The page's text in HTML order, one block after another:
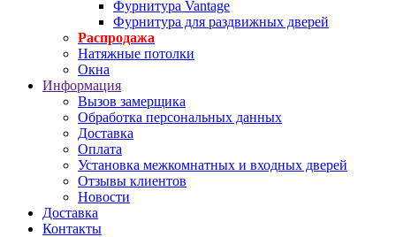
Фурнитура Vantage
Фурнитура для раздвижных дверей
Распродажа
Натяжные потолки
Окна
Информация
Вызов замерщика
Обработка персональных данных
Доставка
Оплата
Установка межкомнатных и входных дверей
Отзывы клиентов
Новости
Доставка
Контакты